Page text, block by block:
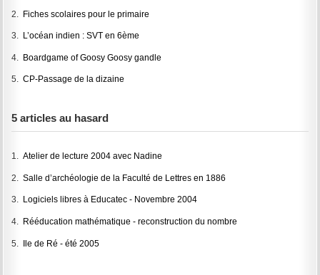
2. Fiches scolaires pour le primaire
3. L’océan indien : SVT en 6ème
4. Boardgame of Goosy Goosy gandle
5.CP-Passage de la dizaine
5 articles au hasard
1.Atelier de lecture 2004 avec Nadine
2.Salle d’archéologie de la Faculté de Lettres en 1886
3. Logiciels libres à Educatec - Novembre 2004
4. Rééducation mathématique - reconstruction du nombre
5. Ile de Ré - été 2005